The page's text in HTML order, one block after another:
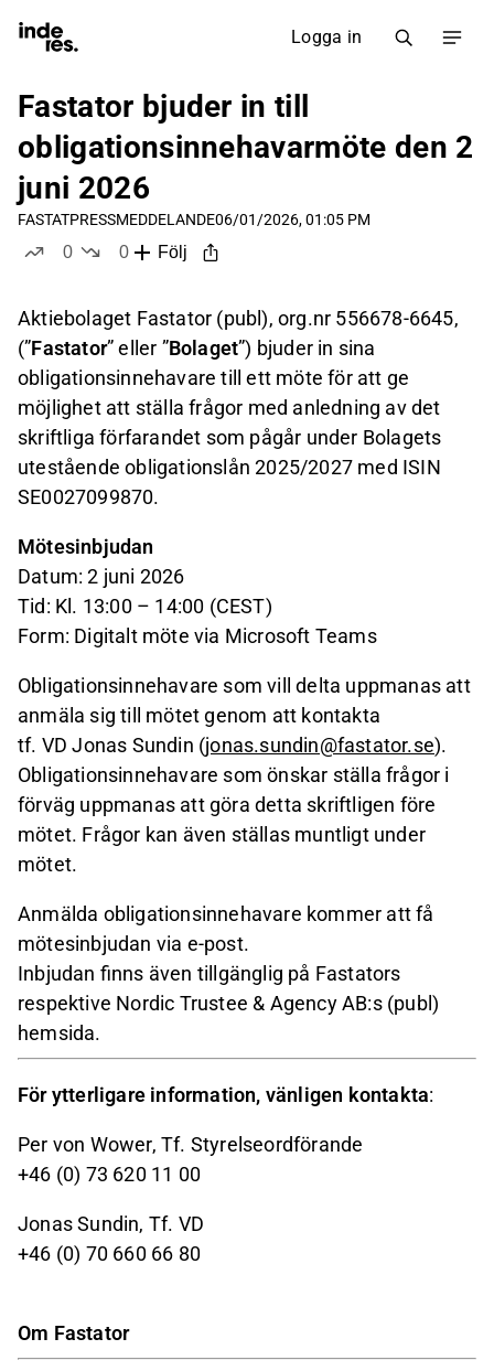
Logga in
Fastator bjuder in till
obligationsinnehavarmöte den 2
juni 2026
FASTATPRESSMEDDELANDE06/01/2026, 01:05 PM
0
0
Följ
Aktiebolaget Fastator (publ), org.nr 556678-6645,
(”Fastator” eller ”Bolaget”) bjuder in sina
obligationsinnehavare till ett möte för att ge
möjlighet att ställa frågor med anledning av det
skriftliga förfarandet som pågår under Bolagets
utestående obligationslån 2025/2027 med ISIN
SE0027099870.
Mötesinbjudan
Datum: 2 juni 2026
Tid: Kl. 13:00 – 14:00 (CEST)
Form: Digitalt möte via Microsoft Teams
Obligationsinnehavare som vill delta uppmanas att
anmäla sig till mötet genom att kontakta
tf. VD Jonas Sundin (jonas.sundin@fastator.se).
Obligationsinnehavare som önskar ställa frågor i
förväg uppmanas att göra detta skriftligen före
mötet. Frågor kan även ställas muntligt under
mötet.
Anmälda obligationsinnehavare kommer att få
mötesinbjudan via e-post.
Inbjudan finns även tillgänglig på Fastators
respektive Nordic Trustee & Agency AB:s (publ)
hemsida.
För ytterligare information, vänligen kontakta:
Per von Wower, Tf. Styrelseordförande
+46 (0) 73 620 11 00
Jonas Sundin, Tf. VD
+46 (0) 70 660 66 80
Om Fastator